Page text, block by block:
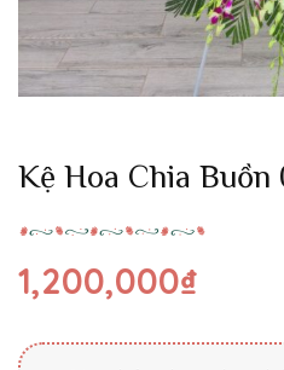
Kệ Hoa Chia Buồn
1,200,000₫